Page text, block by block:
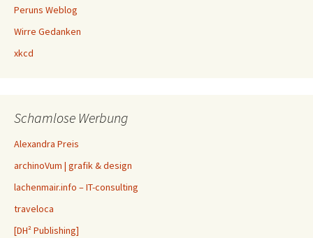
Peruns Weblog
Wirre Gedanken
xkcd
Schamlose Werbung
Alexandra Preis
archinoVum | grafik & design
lachenmair.info – IT-consulting
traveloca
[DH² Publishing]